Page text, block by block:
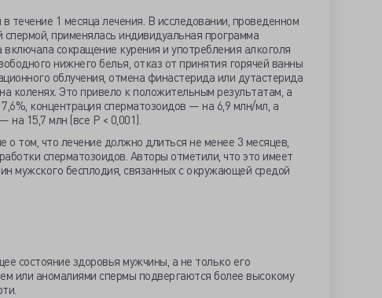
течение 1 месяца лечения. В исследовании, проведенном
применялась индивидуальная программа
сокращение курения и употребления алкоголя
нижнего белья, отказ от принятия горячей ванны
облучения, отмена финастерида или дутастерида
коленях. Это привело к положительным результатам, а
концентрация сперматозоидов — на 6,9 млн/мл, а
на 15,7 млн (все Р < 0,001).
о том, что лечение должно длиться не менее 3 месяцев,
сперматозоидов. Авторы отметили, что это имеет
мужского бесплодия, связанных с окружающей средой
состояние здоровья мужчины, а не только его
или аномалиями спермы подвергаются более высокому